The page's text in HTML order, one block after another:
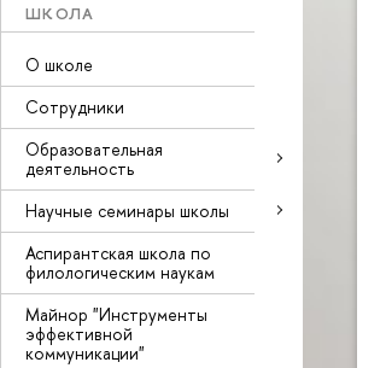
ШКОЛА
О школе
Сотрудники
Образовательная
деятельность
Научные семинары школы
Аспирантская школа по
филологическим наукам
Майнор "Инструменты
эффективной
коммуникации"